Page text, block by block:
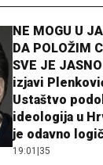
NE MOGU U
DA POLOŽIM
SVE JE
izjavi
Ustaštvo
ideologija u
je odavno
19:01 |35